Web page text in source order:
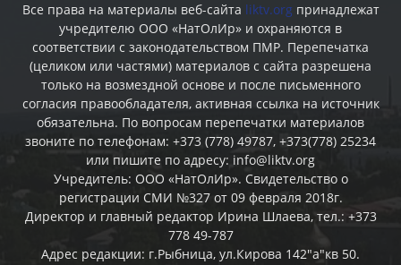
Все права на материалы веб-сайта liktv.org принадлежат
учредителю ООО «НатОлИр» и охраняются в
соответствии с законодательством ПМР. Перепечатка
(целиком или частями) материалов c сайта разрешена
только на возмездной основе и после письменного
согласия правообладателя, активная ссылка на источник
обязательна. По вопросам перепечатки материалов
звоните по телефонам: +373 (778) 49787, +373(778) 25234
или пишите по адресу: info@liktv.org
Учредитель: ООО «НатОлИр». Свидетельство о
регистрации СМИ №327 от 09 февраля 2018г.
Директор и главный редактор Ирина Шлаева, тел.: +373
778 49-787
Адрес редакции: г.Рыбница, ул.Кирова 142"а"кв 50.